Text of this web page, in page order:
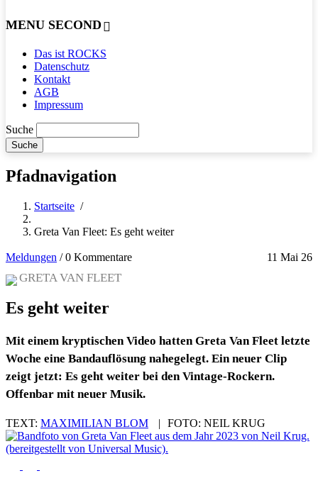
MENU SECOND
Das ist ROCKS
Datenschutz
Kontakt
AGB
Impressum
Suche
Pfadnavigation
Startseite /
Greta Van Fleet: Es geht weiter
Meldungen 11 Mai 26
/0 Kommentare
GRETA VAN FLEET
Es geht weiter
Mit einem kryptischen Video hatten Greta Van Fleet letzte
Woche eine Bandauflösung nahegelegt. Ein neuer Clip
zeigt jetzt: Es geht weiter bei den Vintage-Rockern.
Offenbar mit neuer Musik.
TEXT: MAXIMILIAN BLOM | FOTO: NEIL KRUG